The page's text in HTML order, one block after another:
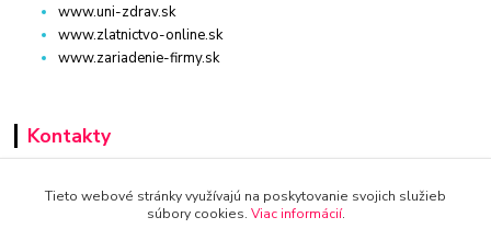
www.uni-zdrav.sk
www.zlatnictvo-online.sk
www.zariadenie-firmy.sk
Kontakty
+421 940 949 000
Tieto webové stránky využívajú na poskytovanie svojich služieb
súbory cookies. Viac informácií.